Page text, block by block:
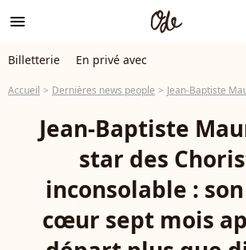
menu
Billetterie En privé avec
Accueil Dernières news people Jean-Baptiste
Jean-Baptiste
star des
inconsolable :
cœur sept mois